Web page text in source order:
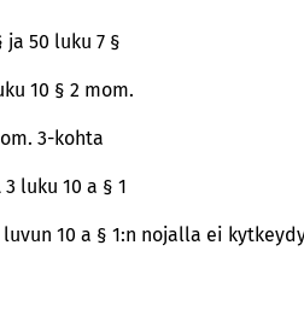
ja 50 luku 7 §
10 § 2 mom.
3-kohta
3 luku 10 a § 1
10 a § 1:n nojalla ei